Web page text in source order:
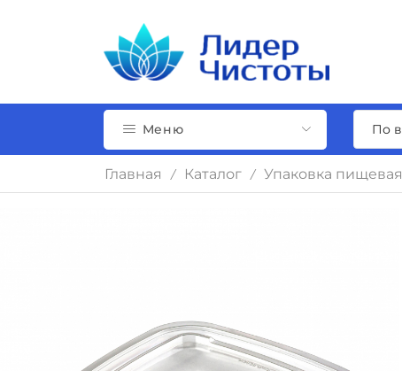
Меню
Главная / Каталог / Упаковка пищевая